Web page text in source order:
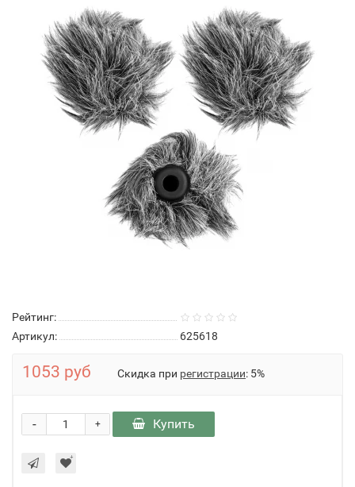
Рейтинг:
Артикул:
625618
1053 руб Скидка при регистрации: 5%
+
- Купить